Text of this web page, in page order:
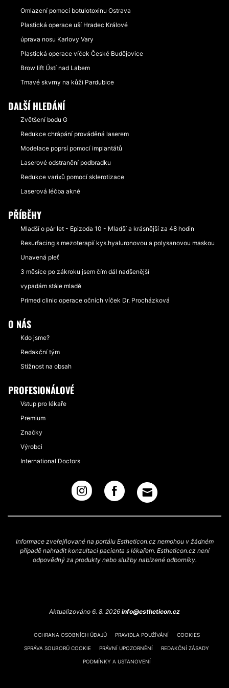
Ne
Omlazení pomocí botulotoxinu Ostrava
Plastická operace uší Hradec Králové
úprava nosu Karlovy Vary
Plastická operace víček České Budějovice
Brow lift Ústí nad Labem
Tmavé skvrny na kůži Pardubice
DALŠÍ HLEDÁNÍ
Zvětšení bodu G
Redukce chrápání prováděná laserem
Modelace poprsí pomocí implantátů
Laserové odstranění podbradku
Redukce varixů pomocí sklerotizace
Laserová léčba akné
PŘÍBĚHY
Mladší o pár let - Epizoda 10 - Mladší a krásnější za 48 hodin
Resurfacing s mezoterapií kys.hyaluronovou a polysanovou maskou
Unavená pleť
3 měsíce po zákroku jsem čím dál nadšenější
vypadám stále mladě
Primed clinic operace očních víček Dr. Procházková
O NÁS
Kdo jsme?
Redakční tým
Stížnost na obsah
PROFESIONÁLOVÉ
Vstup pro lékaře
Premium
Značky
Výrobci
International Doctors
Informace zveřejňované na portálu Estheticon.cz nemohou v žádném
případě nahradit konzultaci pacienta s lékařem. Estheticon.cz není
odpovědný za produkty nebo služby nabízené odborníky.
Aktualizováno 6. 8. 2026 info@estheticon.cz
OCHRANA OSOBNÍCH ÚDAJŮ PRAVIDLA POUŽÍVÁNÍ COOKIES
SPRÁVA SOUBORŮ COOKIE PRÁVNÍ UPOZORNĚNÍ REDAKČNÍ ZÁSADY
PODMÍNKY A USTANOVENÍ